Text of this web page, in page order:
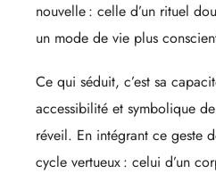
nouvelle : celle d’un rituel
un mode de vie plus
Ce qui séduit, c’est sa
accessibilité et symbolique
réveil. En intégrant ce geste
cycle vertueux : celui d’un